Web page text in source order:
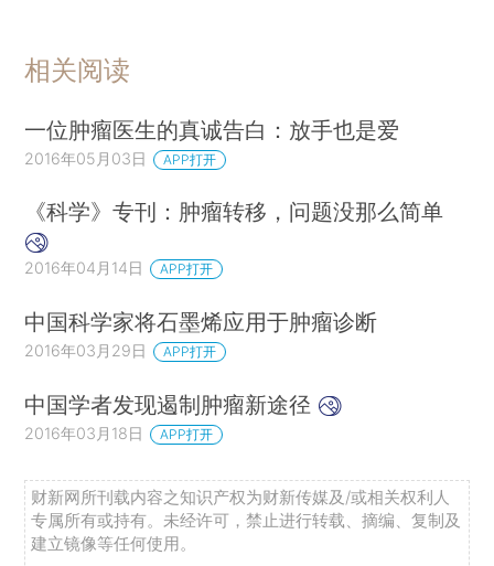
相关阅读
一位肿瘤医生的真诚告白：放手也是爱
2016年05月03日 APP打开
《科学》专刊：肿瘤转移，问题没那么简单
2016年04月14日 APP打开
中国科学家将石墨烯应用于肿瘤诊断
2016年03月29日 APP打开
中国学者发现遏制肿瘤新途径
2016年03月18日 APP打开
财新网所刊载内容之知识产权为财新传媒及/或相关权利人
专属所有或持有。未经许可，禁止进行转载、摘编、复制及
建立镜像等任何使用。